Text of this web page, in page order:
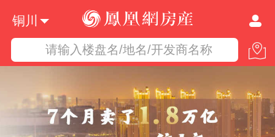
铜川
请输入楼盘名/地名/开发商名称